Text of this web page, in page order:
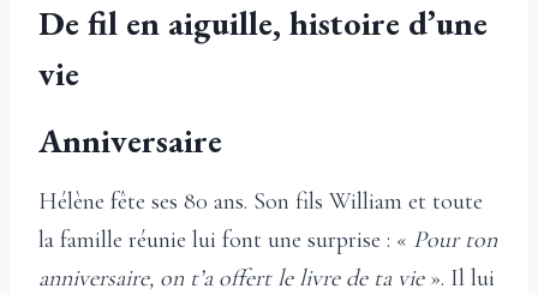
De fil en aiguille, histoire d’une
vie
Anniversaire
Hélène fête ses 80 ans. Son fils William et toute
la famille réunie lui font une surprise : « Pour ton
anniversaire, on t’a offert le livre de ta vie». Il lui